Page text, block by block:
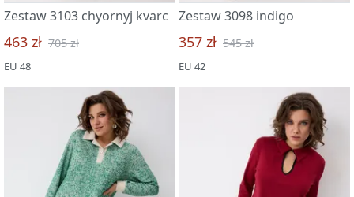
Zestaw 3103 chyornyj kvarc
463 zł 705 zł
EU 48
Zestaw 3098 indigo
357 zł 545 zł
EU 42